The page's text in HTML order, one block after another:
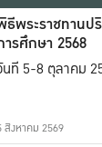
ธีพระราชทาน
ารศึกษา 2568
นที่ 5-8 ตุลาคม
สิงหาคม 2569